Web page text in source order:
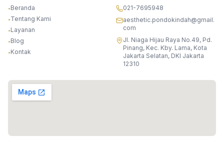
•Beranda
•Tentang Kami
•Layanan
•Blog
•Kontak
021-7695948
aesthetic.pondokindah@gmail.
com
Jl. Niaga Hijau Raya No.49, Pd.
Pinang, Kec. Kby. Lama, Kota
Jakarta Selatan, DKI Jakarta
12310